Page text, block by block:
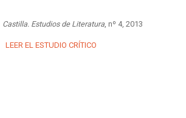
Facebook
Instagram
Twitter
Mail
Castilla. Estudios de Literatura, nº 4, 2013
LEER EL ESTUDIO CRÍTICO